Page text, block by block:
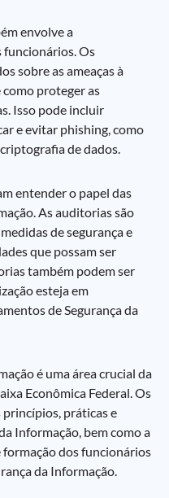
envolve a
funcionários. Os
sobre as ameaças à
como proteger as
Isso pode incluir
e evitar phishing, como
de dados.
entender o papel das
As auditorias são
de segurança e
que possam ser
também podem ser
esteja em
de Segurança da
é uma área crucial da
Econômica Federal. Os
práticas e
Informação, bem como a
dos funcionários
da Informação.